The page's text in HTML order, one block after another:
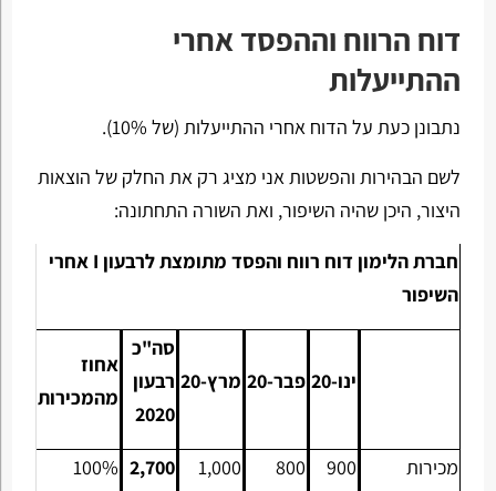
דוח הרווח וההפסד אחרי
ההתייעלות
נתבונן כעת על הדוח אחרי ההתייעלות (של 10%).
לשם הבהירות והפשטות אני מציג רק את החלק של הוצאות
היצור, היכן שהיה השיפור, ואת השורה התחתונה:
חברת הלימון דוח רווח והפסד מתומצת לרבעון I אחרי
השיפור
ינו-20 פבר-20 מרץ-20
סה"כ
רבעון
2020
אחוז
מהמכירות
מכירות 900
800
1,000
2,700
100%